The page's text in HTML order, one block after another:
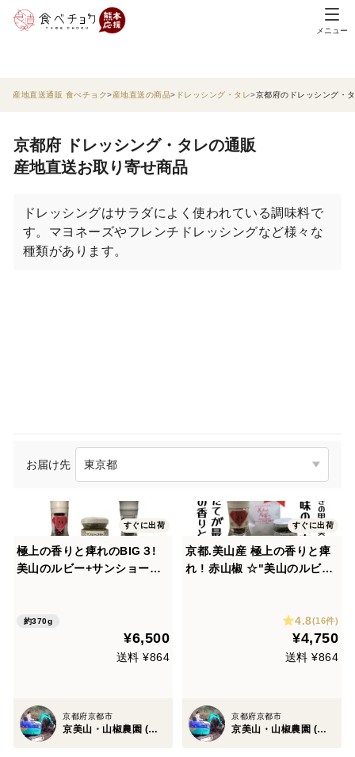
メニュー
産地直送通販 食べチョク 産地直送の商品 ドレッシング・タレ 京都府のドレッシング・
京都府 ドレッシング・タレの通販
産地直送お取り寄せ商品
ドレッシングはサラダによく使われている調味料で
す。マヨネーズやフレンチドレッシングなど様々な
種類があります。
お届け先
すぐに出荷
極上の香りと痺れのBIG３!
美山のルビー+サンショーブ
約370g
¥6,500
送料 ¥864
京都府京都市
京美山・山椒農園 (内儀家)
すぐに出荷
京都.美山産 極上の香りと痺
れ ! 赤山椒 ☆"美山のルビ
4.8(16件)
¥4,750
送料 ¥864
京都府京都市
京美山・山椒農園 (内儀家)